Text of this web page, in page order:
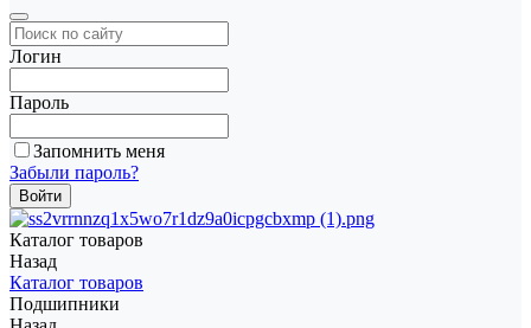
Логин
Пароль
Запомнить меня
Забыли пароль?
Каталог товаров
Назад
Каталог товаров
Подшипники